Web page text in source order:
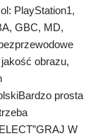
PlayStation1,
GBC, MD,
obrazu,
prosta
W